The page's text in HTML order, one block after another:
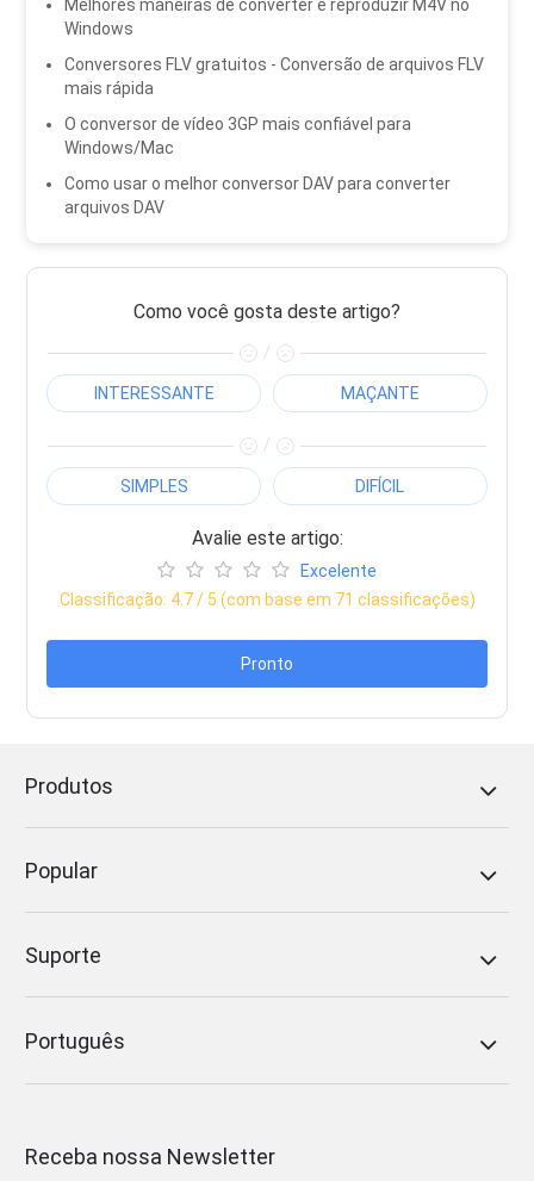
Melhores maneiras de converter e reproduzir M4V no
Windows
Conversores FLV gratuitos - Conversão de arquivos FLV
mais rápida
O conversor de vídeo 3GP mais confiável para
Windows/Mac
Como usar o melhor conversor DAV para converter
arquivos DAV
Como você gosta deste artigo?
/
INTERESSANTE MAÇANTE
/
SIMPLES DIFÍCIL
Avalie este artigo:
Excelente
Classificação: 4.7/ 5 (com base em 71 classificações)
Pronto
Produtos
Popular
Suporte
Português
Receba nossa Newsletter